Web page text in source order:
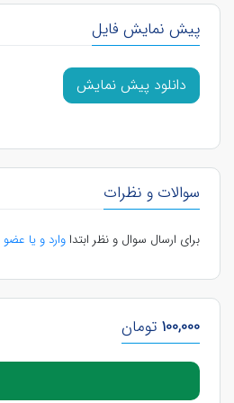
پیش نمایش فایل
دانلود پیش نمایش
سوالات و نظرات
برای ارسال سوال و نظر ابتداوارد و یا عضو
100,000 تومان